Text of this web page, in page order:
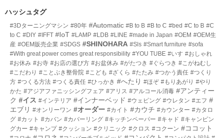
リ
数
ハッシュタグ
#3Dターニングマシン #80年 #Automatic #B to B #B to C #bed #C to B #C
to C #DIY #IFFT #IoT #LAMP #LDB #LINE #made in Japan #OEM #OEM生
産 #OEM販売企業 #SDGS #SHINOHARA #Sls #Smart furniture #sofa
#With great power comes great responsibility #YOU TUBE #いす #おしゃれ
#お休み #お寺 #お店の選び方 #お盆休み #がたつき #ぐらつき #こがねむし
#こだわり #ことぶき整骨院 #こども #ざくら #たたみ #つかう責任 #つくり
方 #つくる方法 #つくる責任 #ひっかき #へたり #ほぞ #もりあがり #やり
かた #アジアファニッシングフェア #アリス #アルコール消毒 #アンティー
ク #イス #インテリア #インナーベッド #ウェピング #ウレタン #エフ #
エブリ #オンリーワン #オーダー #カイト #カウチ #カウンター #カタロ
グ #カット #カバン #カバーリング #キッチンペーパー #キャド #キャンピン
グカー #キャンプ #クッション #クリニック #クロス #コクーン #ココット